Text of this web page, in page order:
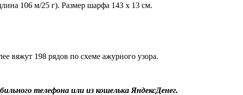
106 м/25 г). Размер шарфа 143 х 13 см.
вяжут 198 рядов по схеме ажурного узора.
телефона или из кошелька ЯндексДенег.